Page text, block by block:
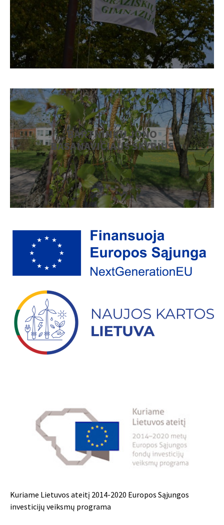
BARTNINKŲ JONO
BASANAVIČIAUS SKYRIUS
Kuriame Lietuvos ateitį 2014-2020 Europos Sąjungos
investicijų veiksmų programa